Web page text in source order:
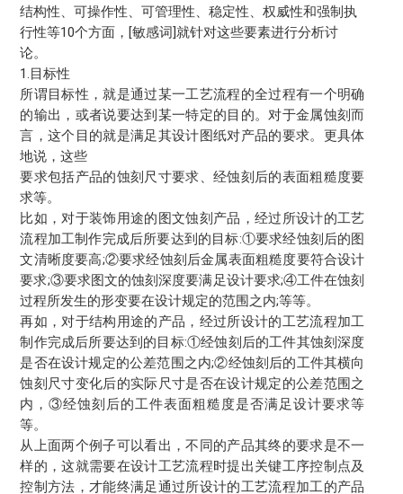
结构性、可操作性、可管理性、稳定性、权威性和强制执
行性等10个方面，[敏感词]就针对这些要素进行分析讨
论。
1.目标性
所谓目标性，就是通过某一工艺流程的全过程有一个明确
的输出，或者说要达到某一特定的目的。对于金属蚀刻而
言，这个目的就是满足其设计图纸对产品的要求。更具体
地说，这些
要求包括产品的蚀刻尺寸要求、经蚀刻后的表面粗糙度要
求等。
比如，对于装饰用途的图文蚀刻产品，经过所设计的工艺
流程加工制作完成后所要达到的目标:①要求经蚀刻后的图
文清晰度要高;②要求经蚀刻后金属表面粗糙度要符合设计
要求;③要求图文的蚀刻深度要满足设计要求;④工件在蚀刻
过程所发生的形变要在设计规定的范围之内;等等。
再如，对于结构用途的产品，经过所设计的工艺流程加工
制作完成后所要达到的目标:①经蚀刻后的工件其蚀刻深度
是否在设计规定的公差范围之内;②经蚀刻后的工件其横向
蚀刻尺寸变化后的实际尺寸是否在设计规定的公差范围之
内，③经蚀刻后的工件表面粗糙度是否满足设计要求等
等。
从上面两个例子可以看出，不同的产品其终的要求是不一
样的，这就需要在设计工艺流程时提出关键工序控制点及
控制方法，才能终满足通过所设计的工艺流程加工的产品